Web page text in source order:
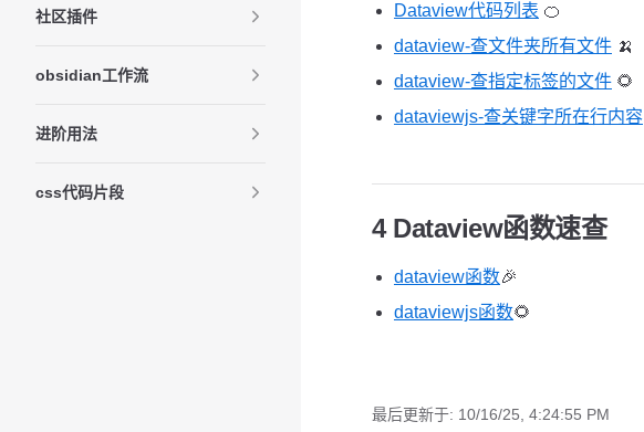
社区插件
obsidian工作流
进阶用法
css代码片段
Dataview代码列表 🍊
dataview-查文件夹所有文件 🍌
dataview-查指定标签的文件 🌻
dataviewjs-查关键字所在行内容
4 Dataview函数速查
dataview函数🎉
dataviewjs函数🌻
最后更新于: 10/16/25, 4:24:55 PM